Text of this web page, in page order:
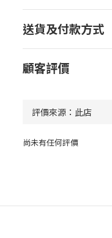
送貨及付款方式
顧客評價
尚未有任何評價